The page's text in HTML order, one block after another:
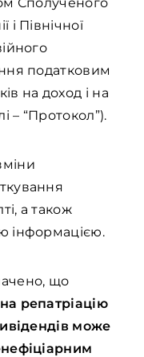
і Північної
податковим
на доход і на
– “Протокол”).
а також
інформацією.
що
репатріацію
може